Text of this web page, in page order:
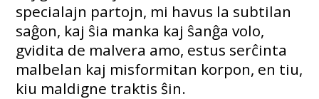
specialajn partojn, mi havus la subtilan
saĝon, kaj ŝia manka kaj ŝanĝa volo,
gvidita de malvera amo, estus serĉinta
malbelan kaj misformitan korpon, en tiu,
kiu maldigne traktis ŝin.